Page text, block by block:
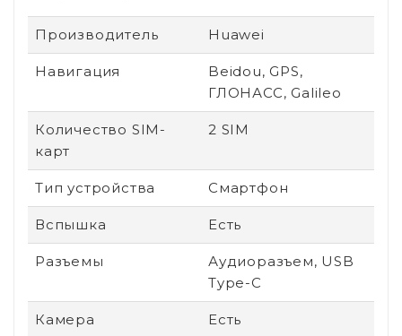
Производитель Huawei
Навигация
Beidou, GPS,
ГЛОНАСС, Galileo
Количество SIM-
карт
2 SIM
Тип устройства Смартфон
Вспышка Есть
Разъемы
Аудиоразъем, USB
Type-C
Камера Есть